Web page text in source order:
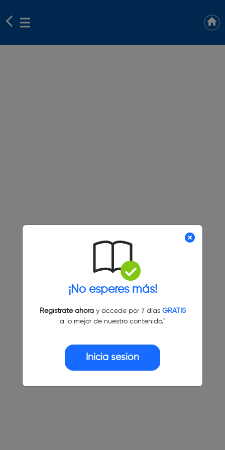
¡No esperes más!
Regístrate ahoray accede por 7 días GRATIS
a lo mejor de nuestro contenido."
Inicia sesión